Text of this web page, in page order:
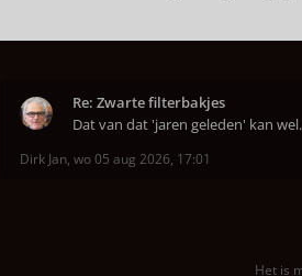
Re: Zwarte filterbakjes
Dat van
Dirk Jan, wo 05 aug 2026, 17:01
Het is